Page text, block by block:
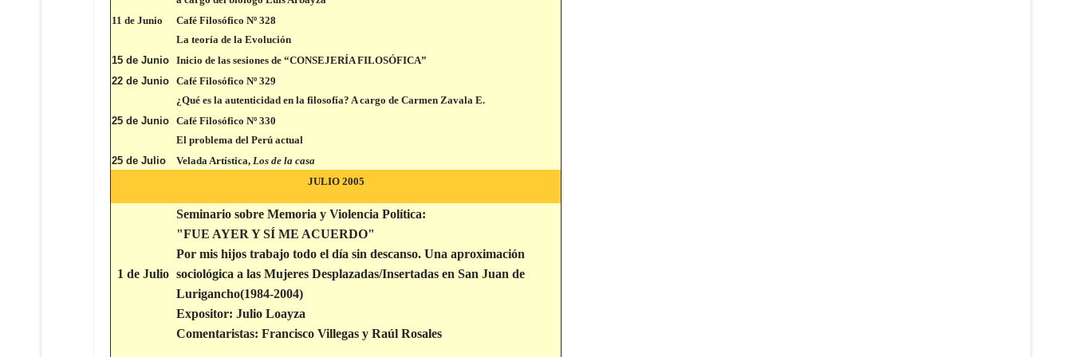
11 de Junio
Café Filosófico Nº 328
La teoría de la Evolución
15 de Junio Inicio de las sesiones de “CONSEJERÍA FILOSÓFICA”
22 de Junio Café Filosófico Nº 329
¿Qué es la autenticidad en la filosofía? A cargo de Carmen Zavala E.
25 de Junio Café Filosófico Nº 330
El problema del Perú actual
25 de Julio
Velada Artística, Los de la casa
JULIO 2005
1 de Julio
Seminario sobre Memoria y Violencia Política:
"FUE AYER Y SÍ ME ACUERDO"
Por mis hijos trabajo todo el día sin descanso. Una aproximación
sociológica a las Mujeres Desplazadas/Insertadas en San Juan de
Lurigancho(1984-2004)
Expositor: Julio Loayza
Comentaristas: Francisco Villegas y Raúl Rosales